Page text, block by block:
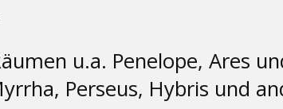
u.a. Penelope, Ares
Perseus, Hybris und